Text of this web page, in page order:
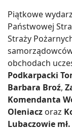
Piątkowe
Państwowej
Straży
obchodach
Podkarpacki
Barbara Broź,
Komendanta
Oleniacz oraz
Lubaczowie